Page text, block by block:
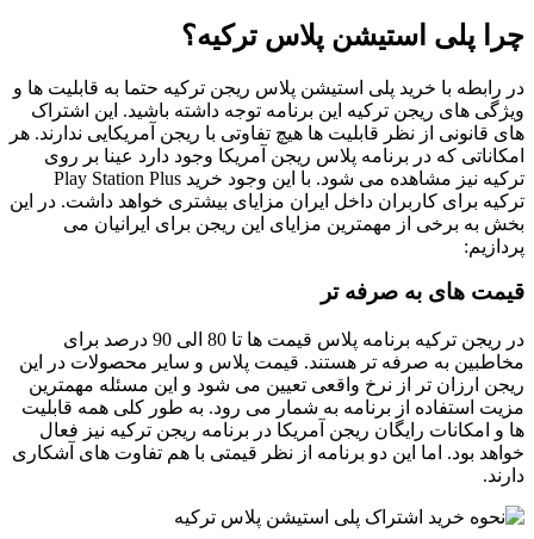
چرا پلی استیشن پلاس ترکیه؟
در رابطه با خرید پلی استیشن پلاس ریجن ترکیه حتما به قابلیت ها و
ویژگی های ریجن ترکیه این برنامه توجه داشته باشید. این اشتراک
های قانونی از نظر قابلیت ها هیچ تفاوتی با ریجن آمریکایی ندارند. هر
امکاناتی که در برنامه پلاس ریجن آمریکا وجود دارد عینا بر روی
ترکیه نیز مشاهده می شود. با این وجود خرید Play Station Plus
ترکیه برای کاربران داخل ایران مزایای بیشتری خواهد داشت. در این
بخش به برخی از مهمترین مزایای این ریجن برای ایرانیان می
پردازیم:
قیمت های به صرفه تر
در ریجن ترکیه برنامه پلاس قیمت ها تا 80 الی 90 درصد برای
مخاطبین به صرفه تر هستند. قیمت پلاس و سایر محصولات در این
ریجن ارزان تر از نرخ واقعی تعیین می شود و این مسئله مهمترین
مزیت استفاده از برنامه به شمار می رود. به طور کلی همه قابلیت
ها و امکانات رایگان ریجن آمریکا در برنامه ریجن ترکیه نیز فعال
خواهد بود. اما این دو برنامه از نظر قیمتی با هم تفاوت های آشکاری
دارند.